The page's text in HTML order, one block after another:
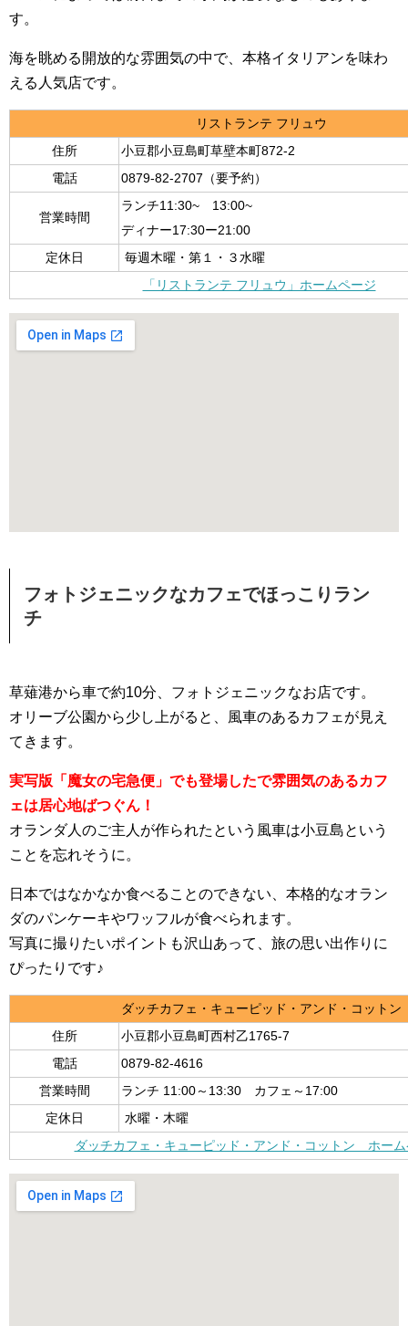
す。
海を眺める開放的な雰囲気の中で、本格イタリアンを味わ
える人気店です。
リストランテ フリュウ
住所
小豆郡小豆島町草壁本町872-2
電話
0879-82-2707（要予約）
営業時間
ランチ11:30~ 13:00~
ディナー17:30ー21:00
定休日
毎週木曜・第１・３水曜
「リストランテ フリュウ」ホームページ
フォトジェニックなカフェでほっこりラン
チ
草薙港から車で約10分、フォトジェニックなお店です。
オリーブ公園から少し上がると、風車のあるカフェが見え
てきます。
実写版「魔女の宅急便」でも登場したで雰囲気のあるカフ
ェは居心地ばつぐん！
オランダ人のご主人が作られたという風車は小豆島という
ことを忘れそうに。
日本ではなかなか食べることのできない、本格的なオラン
ダのパンケーキやワッフルが食べられます。
写真に撮りたいポイントも沢山あって、旅の思い出作りに
ぴったりです♪
ダッチカフェ・キューピッド・アンド・コットン
住所
小豆郡小豆島町西村乙1765-7
電話
0879-82-4616
営業時間
ランチ 11:00～13:30 カフェ～17:00
定休日
水曜・木曜
ダッチカフェ・キューピッド・アンド・コットン ホーム